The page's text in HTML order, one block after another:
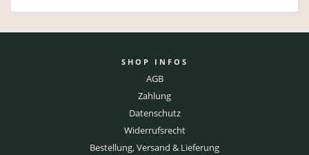
SHOP INFOS
AGB
Zahlung
Datenschutz
Widerrufsrecht
Bestellung, Versand & Lieferung